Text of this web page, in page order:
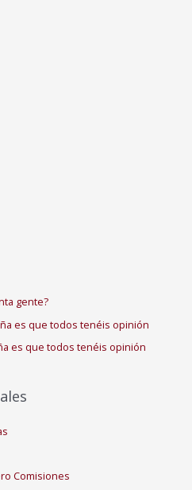
gente?
es que todos tenéis opinión
es que todos tenéis opinión
Comisiones